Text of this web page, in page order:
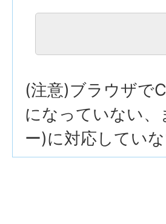
(注意)ブラウザで
になっていない
ー)に対応してい